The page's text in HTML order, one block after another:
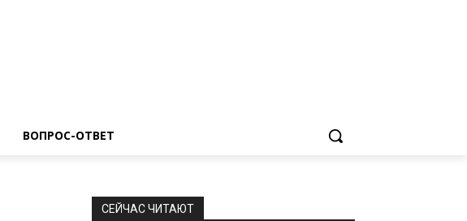
ВОПРОС-ОТВЕТ
СЕЙЧАС ЧИТАЮТ